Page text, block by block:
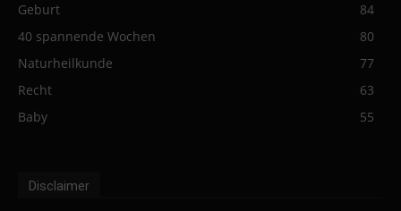
Geburt
84
40 spannende Wochen
80
Naturheilkunde
77
Recht
63
Baby
55
Disclaimer